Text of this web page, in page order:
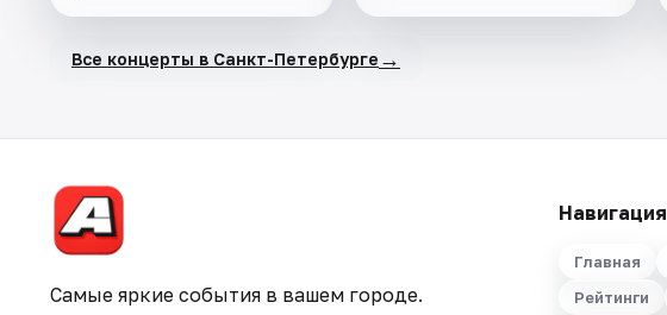
Все концерты в Санкт-Петербурге →
Самые яркие события в вашем городе.
Навигация
Главная
Рейтинги